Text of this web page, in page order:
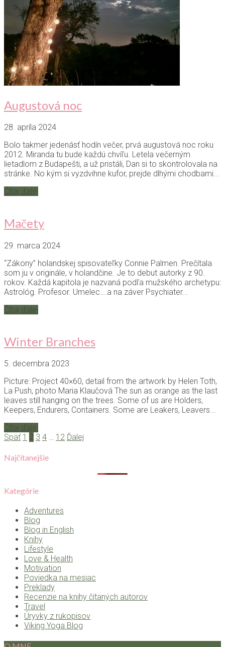
Augustová noc
28. apríla 2024
Bolo takmer jedenásť hodín večer, prvá augustová noc roku
2012. Miranda tu bude každú chvíľu. Letela večerným
lietadlom z Budapešti, a už pristáli, Dan si to skontrolovala na
stránke. No kým si vyzdvihne kufor, prejde dlhými chodbami...
Čítaj ďalej
Mačety
29. marca 2024
“Zákony” holandskej spisovateľky Connie Palmen. Prečítala
som ju v originále, v holandčine. Je to debut autorky z 90.
rokov. Každá kapitola je nazvaná podľa mužského archetypu:
Astrológ. Profesor. Umelec….a na záver Psychiater...
Čítaj ďalej
Winter Branches
5. decembra 2023
Picture: Project 40×60, detail from the artwork by Helen Toth,
La Push, photo Maria Klaučová The sun as orange as the last
leaves still hanging on the trees. Some of us are Holders,
Keepers, Endurers, Containers. Some are Leakers, Leavers...
Čítaj ďalej
Späť 1 2 3 4 12 Ďalej
Najčítanejšie
Kategórie
Adventures
Blog
Blog in English
Knihy
Lifestyle
Love & Health
Motivation
Poviedka na mesiac
Preklady
Recenzie na knihy čítaných autorov
Travel
Úryvky z rukopisov
Viking Yoga Blog